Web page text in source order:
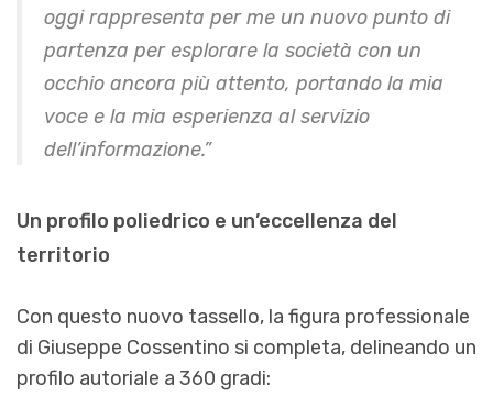
oggi rappresenta per me un nuovo punto di
partenza per esplorare la società con un
occhio ancora più attento, portando la mia
voce e la mia esperienza al servizio
dell’informazione.”
Un profilo poliedrico e un’eccellenza del
territorio
Con questo nuovo tassello, la figura professionale
di Giuseppe Cossentino si completa, delineando un
profilo autoriale a 360 gradi: